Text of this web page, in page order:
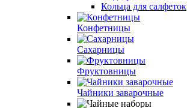
Кольца для салфеток
Конфетницы
Сахарницы
Фруктовницы
Чайники заварочные